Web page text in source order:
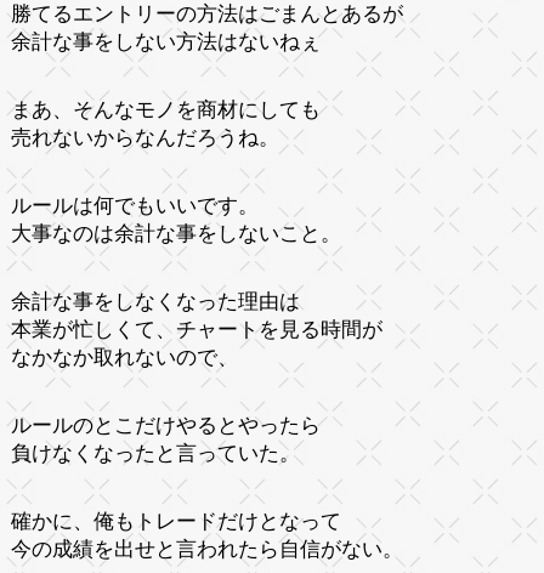
勝てるエントリーの方法はごまんとあるが
余計な事をしない方法はないねぇ
まあ、そんなモノを商材にしても
売れないからなんだろうね。
ルールは何でもいいです。
大事なのは余計な事をしないこと。
余計な事をしなくなった理由は
本業が忙しくて、チャートを見る時間が
なかなか取れないので、
ルールのとこだけやるとやったら
負けなくなったと言っていた。
確かに、俺もトレードだけとなって
今の成績を出せと言われたら自信がない。